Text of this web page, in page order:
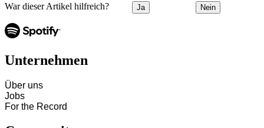
War dieser Artikel hilfreich? Ja Nein
Unternehmen
Über uns
Jobs
For the Record